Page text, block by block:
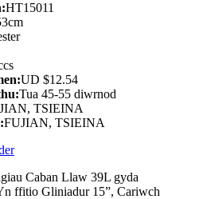
HT15011
UD $12.54
Tua 45-55 diwrnod
TSIEINA
FUJIAN, TSIEINA